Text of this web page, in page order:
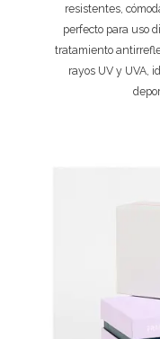
resistentes,
perfecto para uso
tratamiento
rayos UV y UVA,